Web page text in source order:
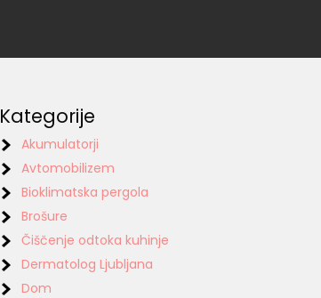
Kategorije
Akumulatorji
Avtomobilizem
Bioklimatska pergola
Brošure
Čiščenje odtoka kuhinje
Dermatolog Ljubljana
Dom